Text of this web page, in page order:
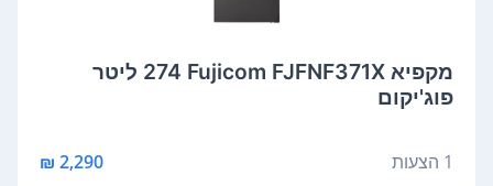
מקפיא Fujicom FJFNF371X ‏274 ‏ליטר
פוג'יקום
1 הצעות 2,290 ₪